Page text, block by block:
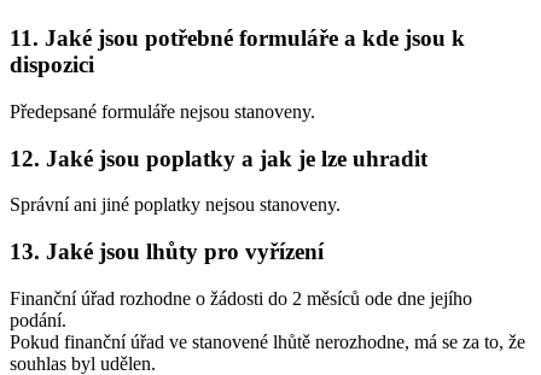
11. Jaké jsou potřebné formuláře a kde jsou k
dispozici
Předepsané formuláře nejsou stanoveny.
12. Jaké jsou poplatky a jak je lze uhradit
Správní ani jiné poplatky nejsou stanoveny.
13. Jaké jsou lhůty pro vyřízení
Finanční úřad rozhodne o žádosti do 2 měsíců ode dne jejího
podání.
Pokud finanční úřad ve stanovené lhůtě nerozhodne, má se za to, že
souhlas byl udělen.